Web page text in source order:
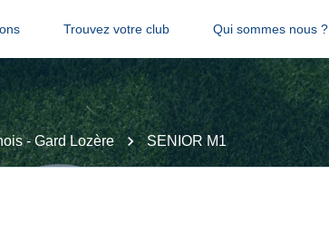
Trouvez votre club Qui sommes nous ?
- Gard Lozère SENIOR M1